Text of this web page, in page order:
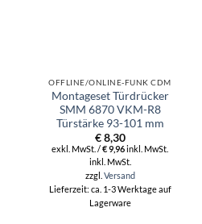
OFFLINE/ONLINE-FUNK CDM
Montageset Türdrücker
SMM 6870 VKM-R8
Türstärke 93-101 mm
€8,30
exkl. MwSt. /€9,96inkl. MwSt.
inkl. MwSt.
zzgl. Versand
Lieferzeit: ca. 1-3 Werktage auf
Lagerware